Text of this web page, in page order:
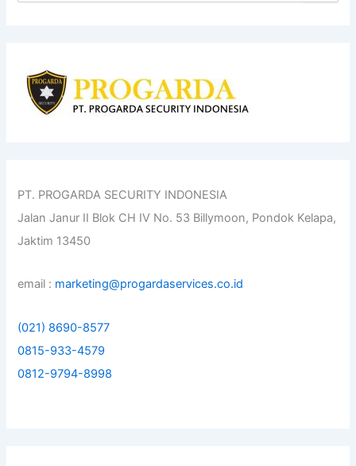
PT. PROGARDA SECURITY INDONESIA
Jalan Janur II Blok CH IV No. 53 Billymoon, Pondok Kelapa,
Jaktim 13450
email : marketing@progardaservices.co.id
(021) 8690-8577
0815-933-4579
0812-9794-8998